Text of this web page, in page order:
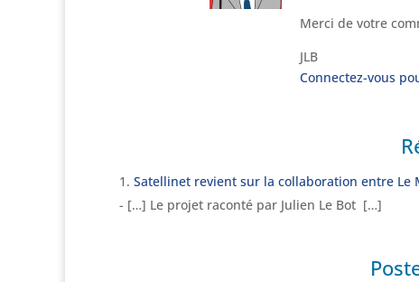
Merci de votre
JLB
Connectez-vous
Satellinet revient sur la collaboration entre Le
- […] Le projet raconté par Julien Le Bot […]